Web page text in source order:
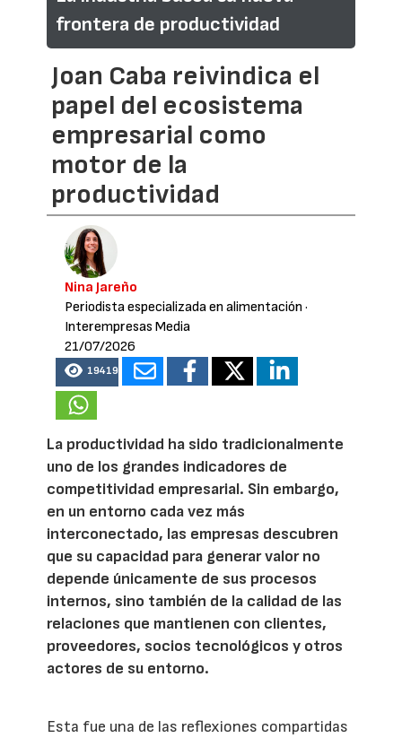
frontera de productividad
Joan Caba reivindica el
papel del ecosistema
empresarial como
motor de la
productividad
Nina Jareño
Periodista especializada en alimentación ·
Interempresas Media
21/07/2026
19419
La productividad ha sido tradicionalmente
uno de los grandes indicadores de
competitividad empresarial. Sin embargo,
en un entorno cada vez más
interconectado, las empresas descubren
que su capacidad para generar valor no
depende únicamente de sus procesos
internos, sino también de la calidad de las
relaciones que mantienen con clientes,
proveedores, socios tecnológicos y otros
actores de su entorno.
Esta fue una de las reflexiones compartidas